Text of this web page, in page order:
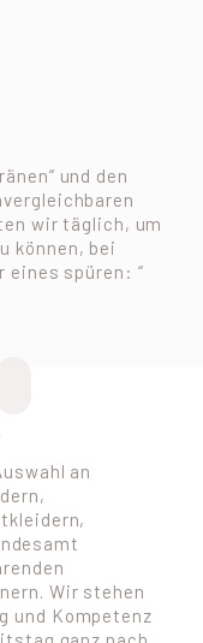
und den
wir täglich, um
können, bei
eines spüren: “
an
Wir stehen
und Kompetenz